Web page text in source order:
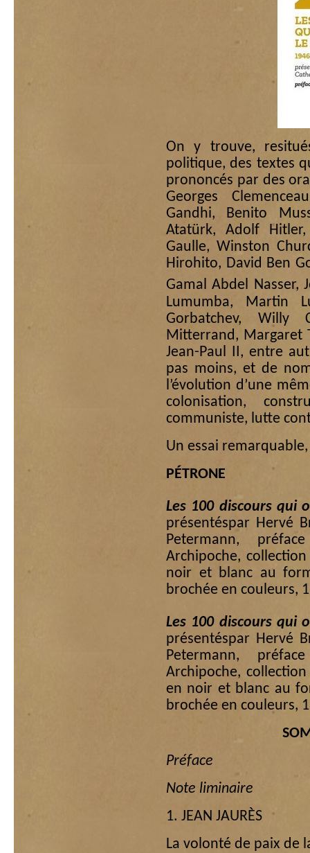
On y trouve,
politique, des textes
prononcés par des
Georges
Gandhi, Benito
Atatürk, Adolf
Gaulle, Winston
Hirohito, David Ben
Gamal Abdel Nasser,
Lumumba, Martin
Gorbatchev, Willy
Mitterrand, Margaret
Jean-Paul II, entre
pas moins, et de
l’évolution d’une
colonisation,
communiste, lutte
Un essai
PÉTRONE
Les 100 discours qui
présentéspar Hervé
Petermann,
Archipoche,
noir et blanc au
brochée en couleurs,
Les 100 discours qui
présentéspar Hervé
Petermann,
Archipoche,
en noir et blanc au
brochée en couleurs,
Préface
Note liminaire
1. JEAN JAURÈS
La volonté de paix de